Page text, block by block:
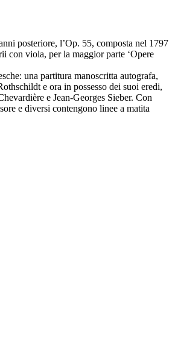
posteriore, l’Op. 55, composta nel 1797
con viola, per la maggior parte ‘Opere
una partitura manoscritta autografa,
e ora in possesso dei suoi eredi,
e Jean-Georges Sieber. Con
e diversi contengono linee a matita